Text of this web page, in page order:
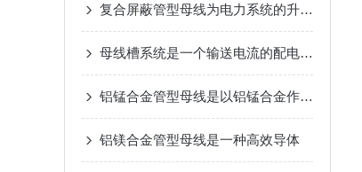
复合屏蔽管型母线为电力系统的升级和改造提供了新的选择
母线槽系统是一个输送电流的配电装置
铝锰合金管型母线是以铝锰合金作为导体材料的
铝镁合金管型母线是一种高效导体